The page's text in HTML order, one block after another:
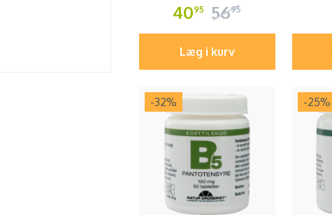
4095 5695
Læg i kurv
-32% -25%